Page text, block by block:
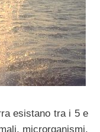
esistano tra i 5 e
microrganismi.